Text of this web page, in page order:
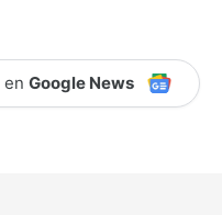
en Google News